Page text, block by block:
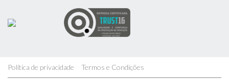
Política de privacidade Termos e Condições